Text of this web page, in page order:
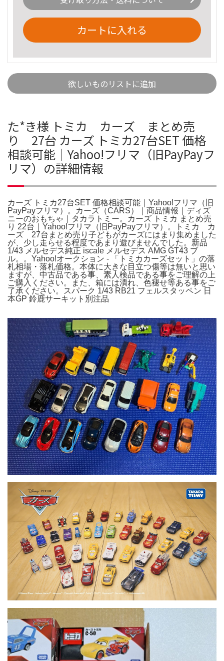
カートに入れる
欲しいものリストに追加
た*き様 トミカ カーズ まとめ売
り 27台 カーズ トミカ27台SET 価格
相談可能｜Yahoo!フリマ（旧PayPayフ
リマ）の詳細情報
カーズ トミカ27台SET 価格相談可能｜Yahoo!フリマ（旧
PayPayフリマ）。カーズ（CARS）｜商品情報｜ディズ
ニーのおもちゃ｜タカラトミー。カーズ トミカ まとめ売
り 22台｜Yahoo!フリマ（旧PayPayフリマ）。トミカ カ
ーズ 27台まとめ売り子どもがカーズにはまり集めました
が、少し走らせる程度であまり遊びませんでした。新品
1/43 メルセデス純正 iscale メルセデス AMG GT43 ブ
ル。。Yahoo!オークション - 「トミカカーズセット」の落
札相場・落札価格。本体に大きな目立つ傷等は無いと思い
ますが、中古品である事、素人検品である事をご理解の上
ご購入ください。また、箱には潰れ、色褪せ等ある事をご
了承ください。スパーク 1/43 RB21 フェルスタッペン 日
本GP 鈴鹿サーキット別注品